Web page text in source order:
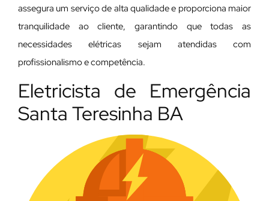
assegura um serviço de alta qualidade e proporciona maior
tranquilidade ao cliente, garantindo que todas as
necessidades elétricas sejam atendidas com
profissionalismo e competência.
Eletricista de Emergência
Santa Teresinha BA